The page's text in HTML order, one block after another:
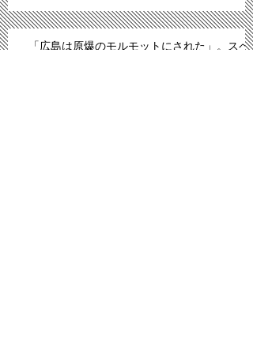
「広島は原爆のモルモットにされた」。スペ